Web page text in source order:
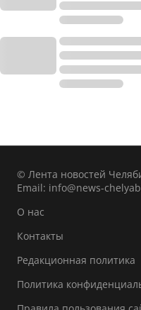
© Лента новостей
Email: info@news-
О нас
Контакты
Редакционная политика
Политика